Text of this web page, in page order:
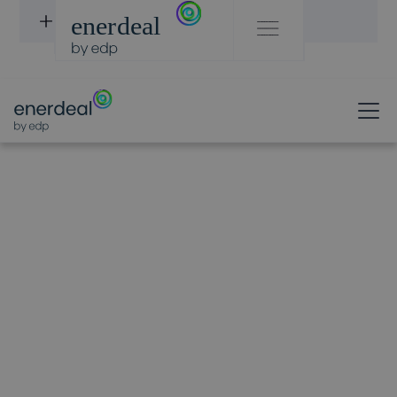
DISCOVER PROJECTS
OUR TEAM